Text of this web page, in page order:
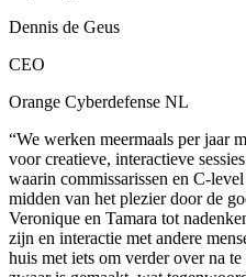
Dennis de Geus
CEO
Orange Cyberdefense NL
“We werken meermaals per jaar
voor creatieve, interactieve
waarin commissarissen en C-
midden van het plezier door de
Veronique en Tamara tot
zijn en interactie met andere
huis met iets om verder over na